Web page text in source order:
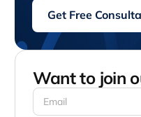
Get Free
Want to join